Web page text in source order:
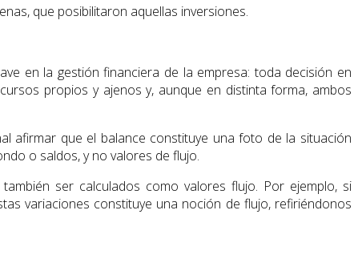
que posibilitaron aquellas inversiones.
en la gestión financiera de la empresa: toda decisión en
propios y ajenos y, aunque en distinta forma, ambos
afirmar que el balance constituye una foto de la situación
o saldos, y no valores de flujo.
ser calculados como valores flujo. Por ejemplo, si
variaciones constituye una noción de flujo, refiriéndonos